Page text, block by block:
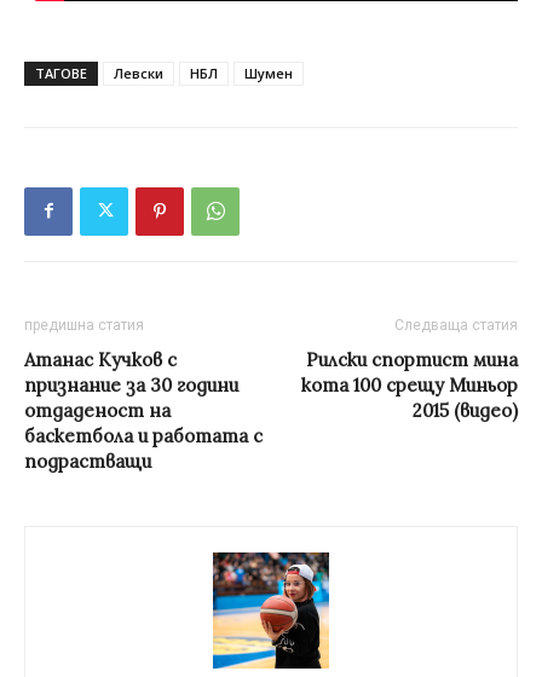
ТАГОВЕ Левски НБЛ Шумен
предишна статия
Атанас Кучков с
признание за 30 години
отдаденост на
баскетбола и работата с
подрастващи
Следваща статия
Рилски спортист мина
кота 100 срещу Миньор
2015 (видео)